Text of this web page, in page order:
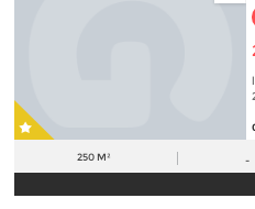
250 M² -